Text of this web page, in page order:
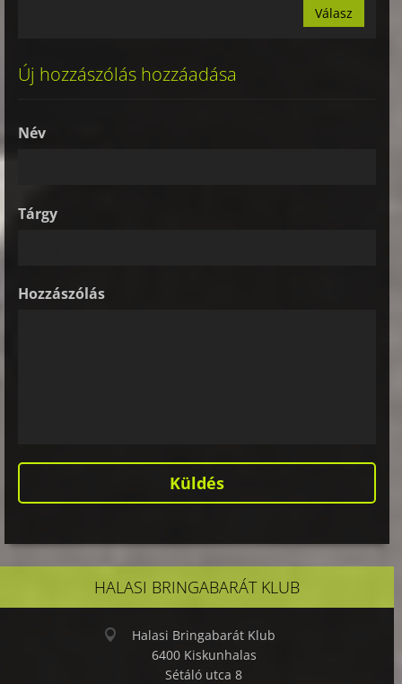
Válasz
Új hozzászólás hozzáadása
Név
Tárgy
Hozzászólás
HALASI BRINGABARÁT KLUB
Halasi Bringabarát Klub
6400 Kiskunhalas
Sétáló utca 8